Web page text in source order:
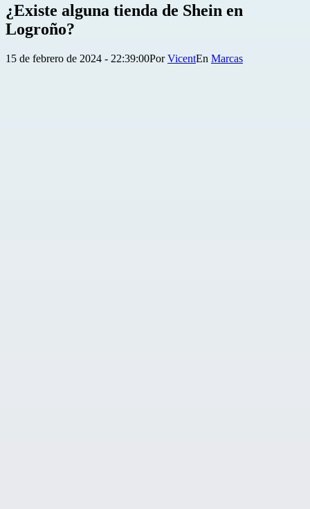
¿Existe alguna tienda de Shein en
Logroño?
Publicada
15 de febrero de 2024 - 22:39:00PorVicent
Categorizado
Marcas